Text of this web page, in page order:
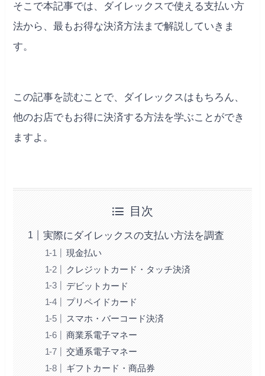
そこで本記事では、ダイレックスで使える支払い方
法から、最もお得な決済方法まで解説していきま
す。
この記事を読むことで、ダイレックスはもちろん、
他のお店でもお得に決済する方法を学ぶことができ
ますよ。
目次
実際にダイレックスの支払い方法を調査
現金払い
クレジットカード・タッチ決済
デビットカード
プリペイドカード
スマホ・バーコード決済
商業系電子マネー
交通系電子マネー
ギフトカード・商品券